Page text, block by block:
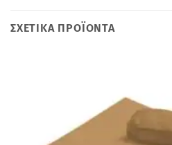
ΣΧΕΤΙΚΆ ΠΡΟΪΌΝΤΑ